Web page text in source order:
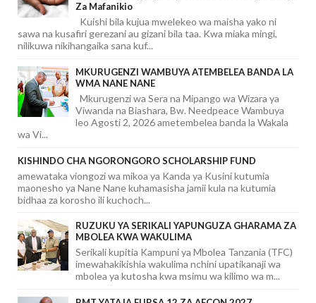
Za Mafanikio
Kuishi bila kujua mwelekeo wa maisha yako ni
sawa na kusafiri gerezani au gizani bila taa. Kwa miaka mingi,
nilikuwa nikihangaika sana kuf...
MKURUGENZI WAMBUYA ATEMBELEA BANDA LA
WMA NANE NANE
Mkurugenzi wa Sera na Mipango wa Wizara ya
Viwanda na Biashara, Bw. Needpeace Wambuya
leo Agosti 2, 2026 ametembelea banda la Wakala
wa Vi...
KISHINDO CHA NGORONGORO SCHOLARSHIP FUND
amewataka viongozi wa mikoa ya Kanda ya Kusini kutumia
maonesho ya Nane Nane kuhamasisha jamii kula na kutumia
bidhaa za korosho ili kuchoch...
RUZUKU YA SERIKALI YAPUNGUZA GHARAMA ZA
MBOLEA KWA WAKULIMA
Serikali kupitia Kampuni ya Mbolea Tanzania (TFC)
imewahakikishia wakulima nchini upatikanaji wa
mbolea ya kutosha kwa msimu wa kilimo wa m...